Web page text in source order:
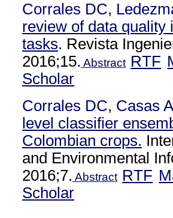
Corrales DC,
review of data quality
tasks. Revista
2016;15. Abstract RTF
Scholar
Corrales DC, Casas
level classifier
Colombian crops.
and Environmental
2016;7. Abstract RTF
Scholar